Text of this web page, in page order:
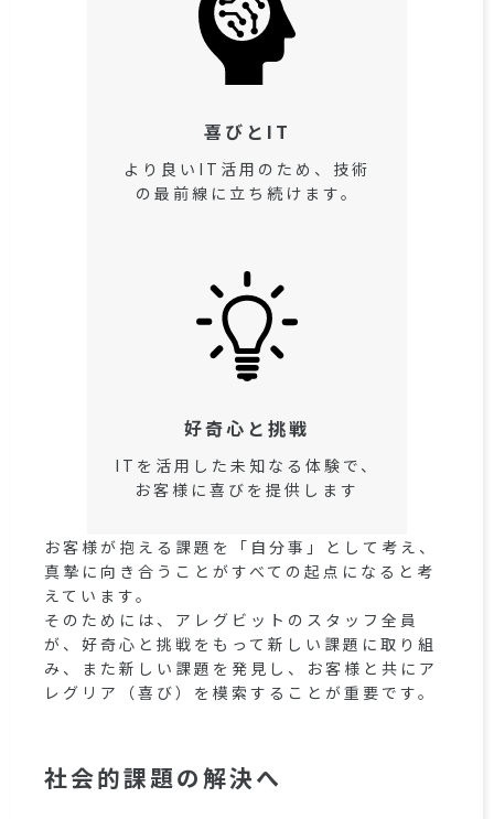
喜びとIT
より良いIT活用のため、技術
の最前線に立ち続けます。
好奇心と挑戦
ITを活用した未知なる体験で、
お客様に喜びを提供します
お客様が抱える課題を「自分事」として考え、
真摯に向き合うことがすべての起点になると考
えています。
そのためには、アレグビットのスタッフ全員
が、好奇心と挑戦をもって新しい課題に取り組
み、また新しい課題を発見し、お客様と共にア
レグリア（喜び）を模索することが重要です。
社会的課題の解決へ